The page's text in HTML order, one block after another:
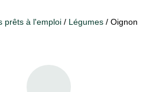
prêts à l'emploi / Légumes / Oignon